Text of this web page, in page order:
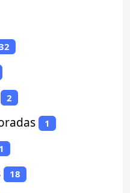
2
1
1
18